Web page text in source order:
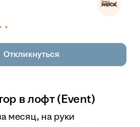
Откликнуться
в лофт (Event)
месяц, на руки